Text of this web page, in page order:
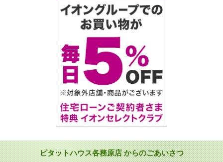
ピタットハウス各務原店 からのごあいさつ